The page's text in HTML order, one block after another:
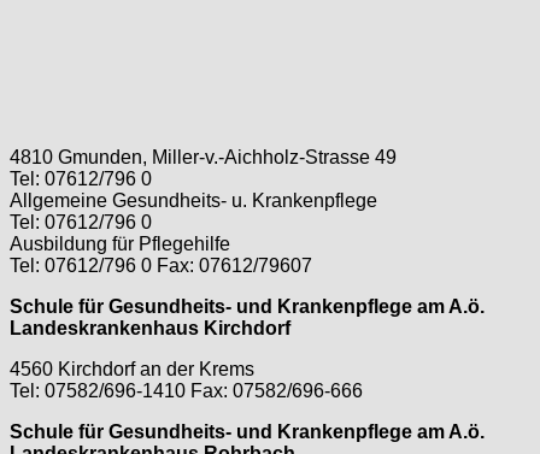
4810 Gmunden, Miller-v.-Aichholz-Strasse 49
Tel: 07612/796 0
Allgemeine Gesundheits- u. Krankenpflege
Tel: 07612/796 0
Ausbildung für Pflegehilfe
Tel: 07612/796 0 Fax: 07612/79607
Schule für Gesundheits- und Krankenpflege am A.ö.
Landeskrankenhaus Kirchdorf
4560 Kirchdorf an der Krems
Tel: 07582/696-1410 Fax: 07582/696-666
Schule für Gesundheits- und Krankenpflege am A.ö.